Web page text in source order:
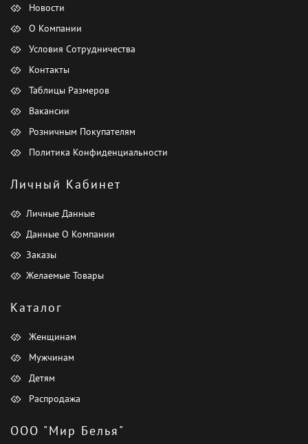
Новости
О Компании
Условия Сотрудничества
Контакты
Таблицы Размеров
Вакансии
Розничным Покупателям
Политика Конфиденциальности
Личный Кабинет
Личные Данные
Данные О Компании
Заказы
Желаемые Товары
Каталог
Женщинам
Мужчинам
Детям
Распродажа
ООО "Мир Белья"